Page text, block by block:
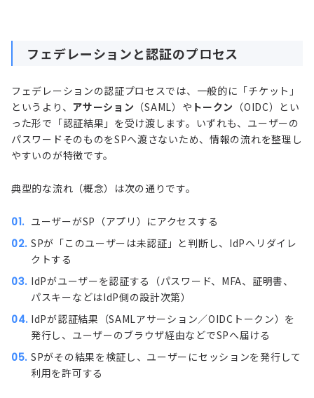
フェデレーションと認証のプロセス
フェデレーションの認証プロセスでは、一般的に「チケット」
というより、 アサーション （SAML）や トークン （OIDC）とい
った形で「認証結果」を受け渡します。いずれも、ユーザーの
パスワードそのものをSPへ渡さないため、情報の流れを整理し
やすいのが特徴です。
典型的な流れ（概念）は次の通りです。
ユーザーがSP（アプリ）にアクセスする
SPが「このユーザーは未認証」と判断し、IdPへリダイレ
クトする
IdPがユーザーを認証する（パスワード、MFA、証明書、
パスキーなどはIdP側の設計次第）
IdPが認証結果（SAMLアサーション／OIDCトークン）を
発行し、ユーザーのブラウザ経由などでSPへ届ける
SPがその結果を検証し、ユーザーにセッションを発行して
利用を許可する